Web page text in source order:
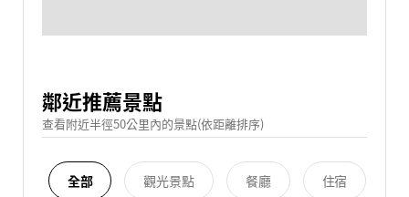
鄰近推薦景點
查看附近半徑50公里內的景點(依距離排序)
全部 觀光景點 餐廳 住宿